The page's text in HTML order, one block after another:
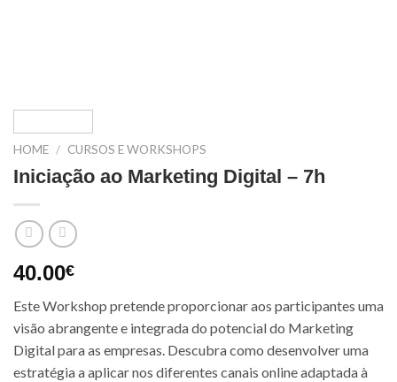
HOME / CURSOS E WORKSHOPS
Iniciação ao Marketing Digital – 7h
40.00€
Este Workshop pretende proporcionar aos participantes uma
visão abrangente e integrada do potencial do Marketing
Digital para as empresas. Descubra como desenvolver uma
estratégia a aplicar nos diferentes canais online adaptada à